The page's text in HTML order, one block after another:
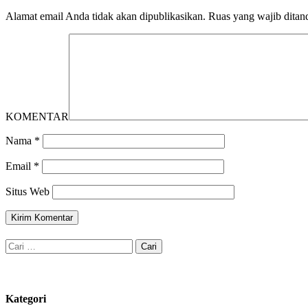
Alamat email Anda tidak akan dipublikasikan. Ruas yang wajib
KOMENTAR
Nama *
Email *
Situs Web
Cari
untuk:
Kategori